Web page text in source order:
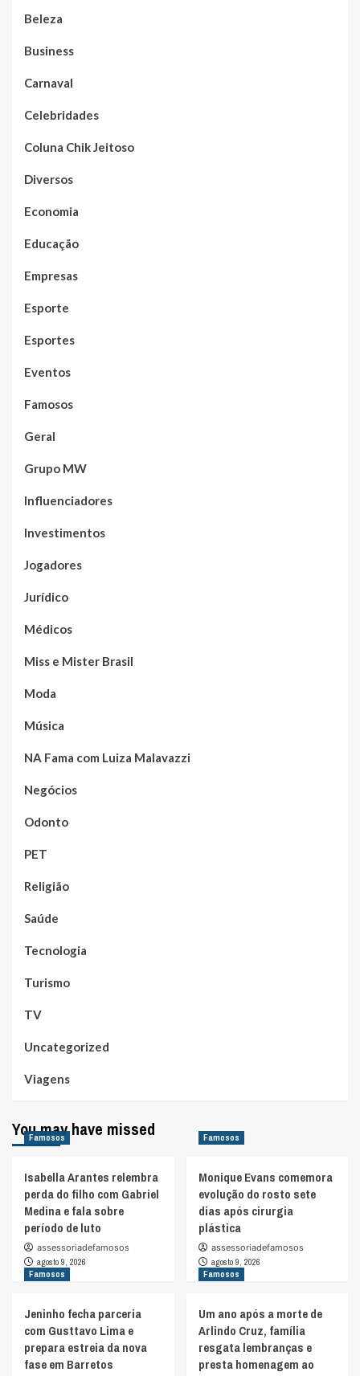
Beleza
Business
Carnaval
Celebridades
Coluna Chik Jeitoso
Diversos
Economia
Educação
Empresas
Esporte
Esportes
Eventos
Famosos
Geral
Grupo MW
Influenciadores
Investimentos
Jogadores
Jurídico
Médicos
Miss e Mister Brasil
Moda
Música
NA Fama com Luiza Malavazzi
Negócios
Odonto
PET
Religião
Saúde
Tecnologia
Turismo
TV
Uncategorized
Viagens
You may have missed
Famosos
Isabella Arantes relembra
perda do filho com Gabriel
Medina e fala sobre
período de luto
assessoriadefamosos
agosto 9, 2026
Famosos
Monique Evans comemora
evolução do rosto sete
dias após cirurgia
plástica
assessoriadefamosos
agosto 9, 2026
Famosos
Jeninho fecha parceria
com Gusttavo Lima e
prepara estreia da nova
fase em Barretos
Famosos
Um ano após a morte de
Arlindo Cruz, família
resgata lembranças e
presta homenagem ao